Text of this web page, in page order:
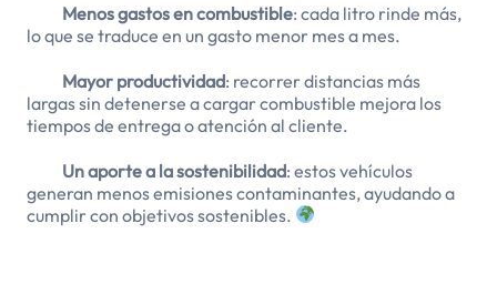
Menos gastos en combustible: cada litro rinde más,
lo que se traduce en un gasto menor mes a mes.
Mayor productividad: recorrer distancias más
largas sin detenerse a cargar combustible mejora los
tiempos de entrega o atención al cliente.
Un aporte a la sostenibilidad: estos vehículos
generan menos emisiones contaminantes, ayudando a
cumplir con objetivos sostenibles.